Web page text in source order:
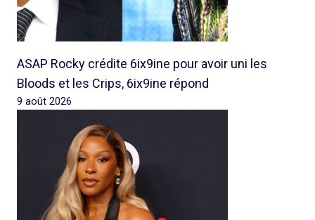
ASAP Rocky crédite 6ix9ine pour avoir uni les
Bloods et les Crips, 6ix9ine répond
9 août 2026